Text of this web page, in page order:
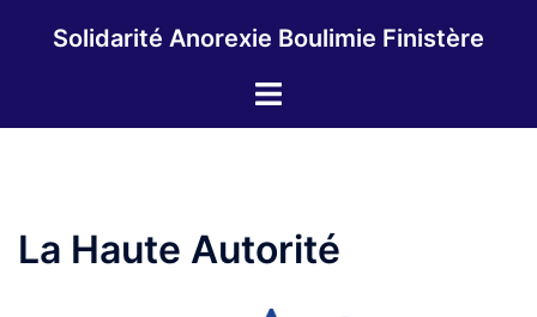
Solidarité Anorexie Boulimie Finistère
Ouvrir/fermer
La Haute Autorité